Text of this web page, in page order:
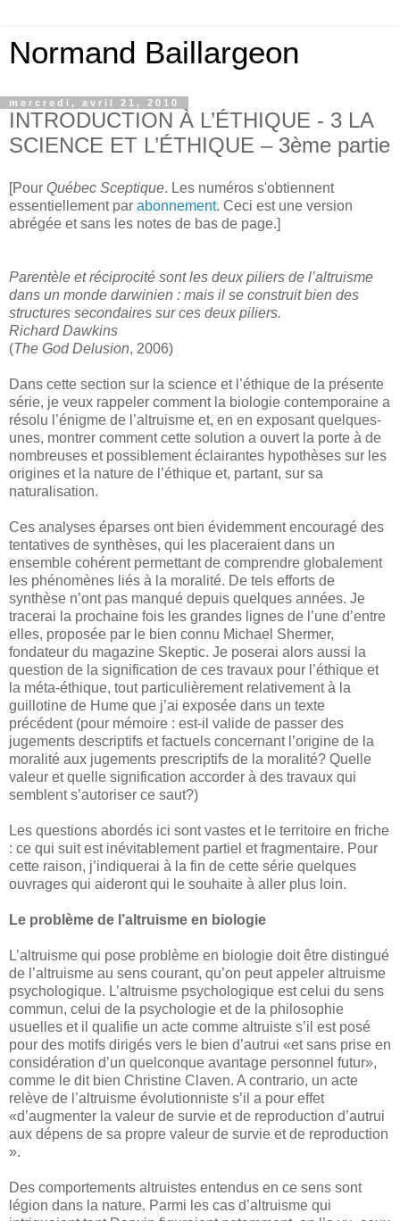
Normand Baillargeon
mercredi, avril 21, 2010
INTRODUCTION À L’ÉTHIQUE - 3 LA
SCIENCE ET L’ÉTHIQUE – 3ème partie
[Pour Québec Sceptique. Les numéros s'obtiennent
essentiellement par abonnement. Ceci est une version
abrégée et sans les notes de bas de page.]
Parentèle et réciprocité sont les deux piliers de l’altruisme
dans un monde darwinien : mais il se construit bien des
structures secondaires sur ces deux piliers.
Richard Dawkins
(The God Delusion, 2006)
Dans cette section sur la science et l’éthique de la présente
série, je veux rappeler comment la biologie contemporaine a
résolu l’énigme de l’altruisme et, en en exposant quelques-
unes, montrer comment cette solution a ouvert la porte à de
nombreuses et possiblement éclairantes hypothèses sur les
origines et la nature de l’éthique et, partant, sur sa
naturalisation.
Ces analyses éparses ont bien évidemment encouragé des
tentatives de synthèses, qui les placeraient dans un
ensemble cohérent permettant de comprendre globalement
les phénomènes liés à la moralité. De tels efforts de
synthèse n’ont pas manqué depuis quelques années. Je
tracerai la prochaine fois les grandes lignes de l’une d’entre
elles, proposée par le bien connu Michael Shermer,
fondateur du magazine Skeptic. Je poserai alors aussi la
question de la signification de ces travaux pour l’éthique et
la méta-éthique, tout particulièrement relativement à la
guillotine de Hume que j’ai exposée dans un texte
précédent (pour mémoire : est-il valide de passer des
jugements descriptifs et factuels concernant l’origine de la
moralité aux jugements prescriptifs de la moralité? Quelle
valeur et quelle signification accorder à des travaux qui
semblent s’autoriser ce saut?)
Les questions abordés ici sont vastes et le territoire en friche
: ce qui suit est inévitablement partiel et fragmentaire. Pour
cette raison, j’indiquerai à la fin de cette série quelques
ouvrages qui aideront qui le souhaite à aller plus loin.
Le problème de l’altruisme en biologie
L’altruisme qui pose problème en biologie doit être distingué
de l’altruisme au sens courant, qu’on peut appeler altruisme
psychologique. L’altruisme psychologique est celui du sens
commun, celui de la psychologie et de la philosophie
usuelles et il qualifie un acte comme altruiste s’il est posé
pour des motifs dirigés vers le bien d’autrui «et sans prise en
considération d’un quelconque avantage personnel futur»,
comme le dit bien Christine Claven. A contrario, un acte
relève de l’altruisme évolutionniste s’il a pour effet
«d’augmenter la valeur de survie et de reproduction d’autrui
aux dépens de sa propre valeur de survie et de reproduction
».
Des comportements altruistes entendus en ce sens sont
légion dans la nature. Parmi les cas d’altruisme qui